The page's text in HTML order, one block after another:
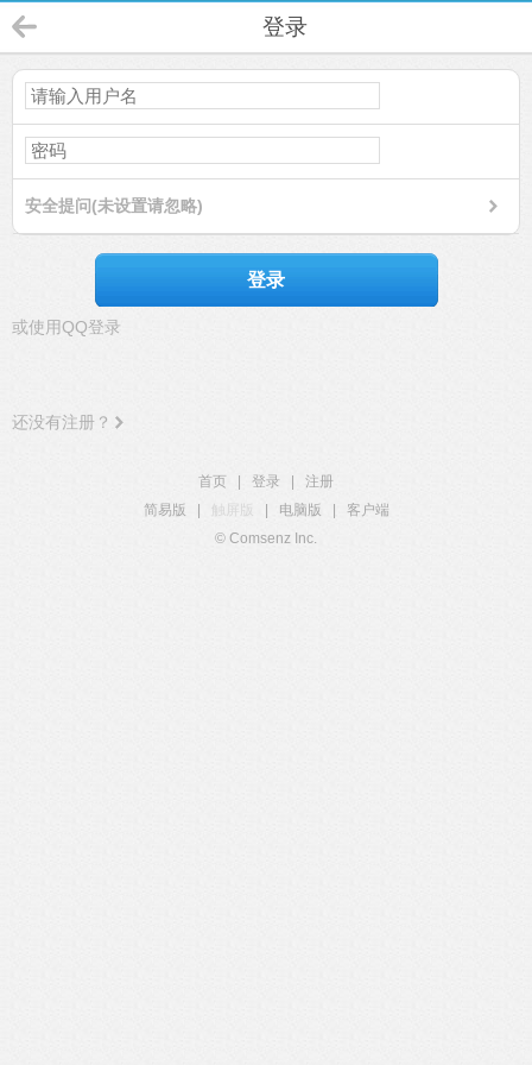
登录
安全提问(未设置请忽略)
登录
或使用QQ登录
还没有注册？
首页 登录
注册
简易版
触屏版 电脑版
客户端
© Comsenz Inc.